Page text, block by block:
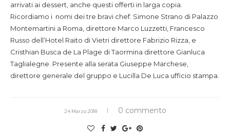
arrivati ai dessert, anche questi offerti in larga copia.
Ricordiamo i nomi dei tre bravi chef: Simone Strano di Palazzo
Montemartini a Roma, direttore Marco Luzzetti, Francesco
Russo dell’Hotel Raito di Vietri direttore Fabrizio Rizza, e
Cristhian Busca de La Plage di Taormina direttore Gianluca
Taglialegne. Presente alla serata Giuseppe Marchese,
direttore generale del gruppo e Lucilla De Luca ufficio stampa.
24 Marzo 2018 0 commento